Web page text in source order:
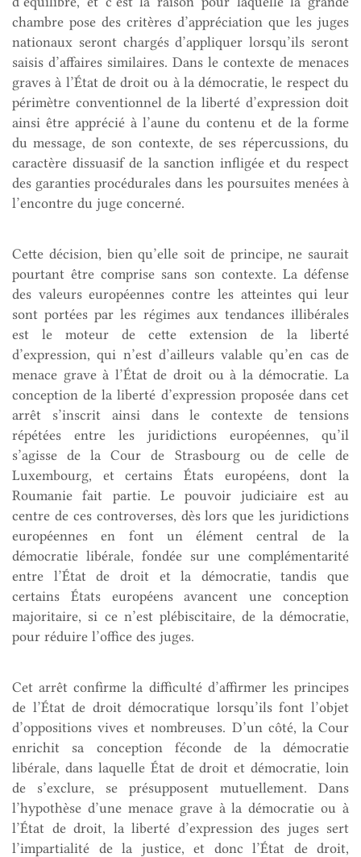
chambre pose des critères d’appréciation que les juges
nationaux seront chargés d’appliquer lorsqu’ils seront
saisis d’affaires similaires. Dans le contexte de menaces
graves à l’État de droit ou à la démocratie, le respect du
périmètre conventionnel de la liberté d’expression doit
ainsi être apprécié à l’aune du contenu et de la forme
du message, de son contexte, de ses répercussions, du
caractère dissuasif de la sanction infligée et du respect
des garanties procédurales dans les poursuites menées à
l’encontre du juge concerné.
Cette décision, bien qu’elle soit de principe, ne saurait
pourtant être comprise sans son contexte. La défense
des valeurs européennes contre les atteintes qui leur
sont portées par les régimes aux tendances illibérales
est le moteur de cette extension de la liberté
d’expression, qui n’est d’ailleurs valable qu’en cas de
menace grave à l’État de droit ou à la démocratie. La
conception de la liberté d’expression proposée dans cet
arrêt s’inscrit ainsi dans le contexte de tensions
répétées entre les juridictions européennes, qu’il
s’agisse de la Cour de Strasbourg ou de celle de
Luxembourg, et certains États européens, dont la
Roumanie fait partie. Le pouvoir judiciaire est au
centre de ces controverses, dès lors que les juridictions
européennes en font un élément central de la
démocratie libérale, fondée sur une complémentarité
entre l’État de droit et la démocratie, tandis que
certains États européens avancent une conception
majoritaire, si ce n’est plébiscitaire, de la démocratie,
pour réduire l’office des juges.
Cet arrêt confirme la difficulté d’affirmer les principes
de l’État de droit démocratique lorsqu’ils font l’objet
d’oppositions vives et nombreuses. D’un côté, la Cour
enrichit sa conception féconde de la démocratie
libérale, dans laquelle État de droit et démocratie, loin
de s’exclure, se présupposent mutuellement. Dans
l’hypothèse d’une menace grave à la démocratie ou à
l’État de droit, la liberté d’expression des juges sert
l’impartialité de la justice, et donc l’État de droit,